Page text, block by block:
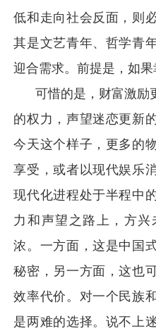
低和走向社会反面，则
其是文艺青年、哲学青
迎合需求。前提是，如
可惜的是，财富激励
的权力，声望迷恋更新
今天这个样子，更多的
享受，或者以现代娱乐
现代化进程处于半程中
力和声望之路上，方
浓。一方面，这是中国
秘密，另一方面，这也
效率代价。对一个民族
是两难的选择。说不上